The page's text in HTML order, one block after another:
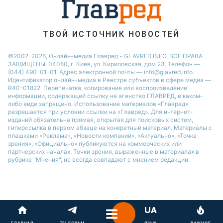
Новости Одессы
Новости Запорожья
ТВОЙ ИСТОЧНИК НОВОСТЕЙ
©2002-2026, Онлайн-медиа Главред - GLAVRED.INFO. ВСЕ ПРАВА
ЗАЩИЩЕНЫ. 04080, г. Киев, ул. Кириловская, дом 23. Телефон —
(044) 490-01-01. Адрес электронной почты — info@glavred.info.
Идентификатор онлайн-медиа в Реестре cубъектов в сфере медиа —
R40-01822. Перепечатка, копирование или воспроизведение
информации, содержащей ссылку на агенство ГЛАВРЕД, в каком-
либо виде запрещено. Использование материалов «Главред»
разрешается при условии ссылки на «Главред». Для интернет-
изданий обязательна прямая, открытая для поисковых систем,
гиперссылка в первом абзаце на конкретный материал. Материалы с
плашками «Реклама», «Новости компаний», «Актуально», «Точка
зрения», «Официально» публикуются на коммерческих или
партнерских началах. Точки зрения, выраженные в материалах в
рубрике "Мнения", не всегда совпадают с мнением редакции.